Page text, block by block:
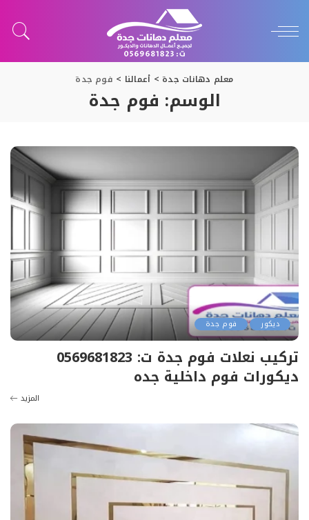
معلم دهانات جدة > أعمالنا > فوم جدة
الوسم: فوم جدة
ديكور فوم جدة
تركيب نعلات فوم جدة ت: 0569681823
ديكورات فوم داخلية جده
المزيد